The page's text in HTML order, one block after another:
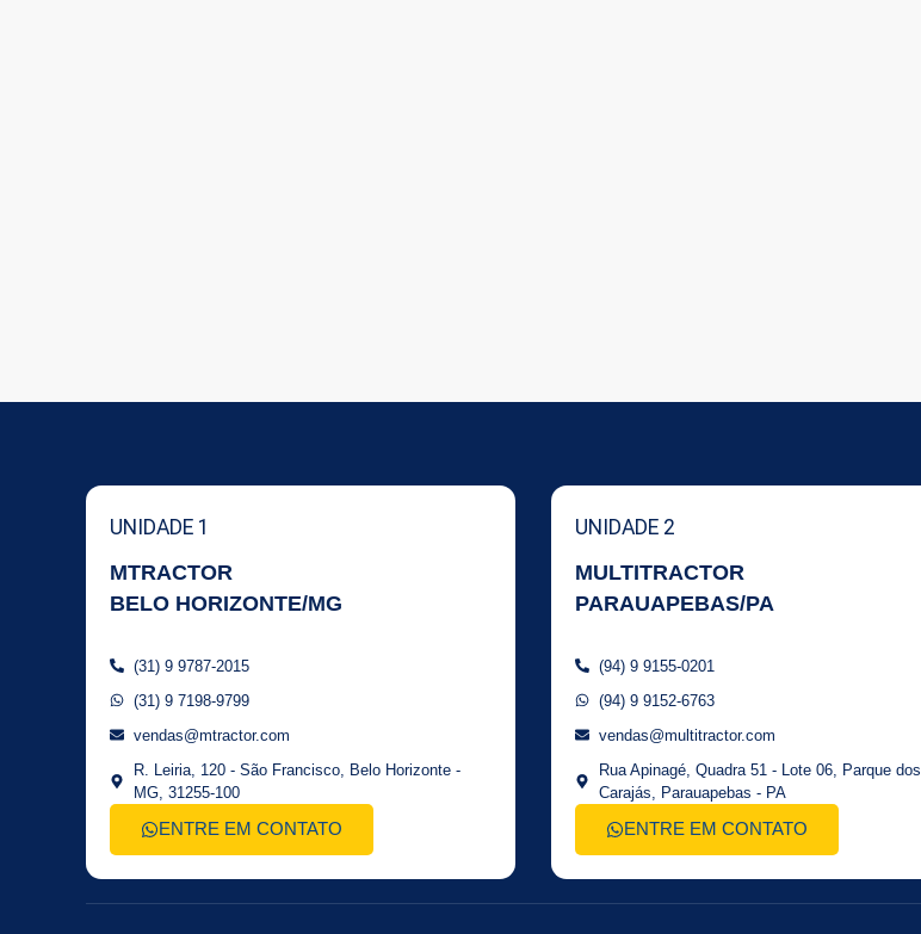
UNIDADE 1
MTRACTOR
BELO HORIZONTE/MG
(31) 9 9787-2015
(31) 9 7198-9799
vendas@mtractor.com
R. Leiria, 120 - São Francisco, Belo Horizonte -
MG, 31255-100
ENTRE EM CONTATO
UNIDADE 2
MULTITRACTOR
PARAUAPEBAS/PA
(94) 9 9155-0201
(94) 9 9152-6763
vendas@multitractor.com
Rua Apinagé, Quadra 51 - Lote 06, Parque dos
Carajás, Parauapebas - PA
ENTRE EM CONTATO